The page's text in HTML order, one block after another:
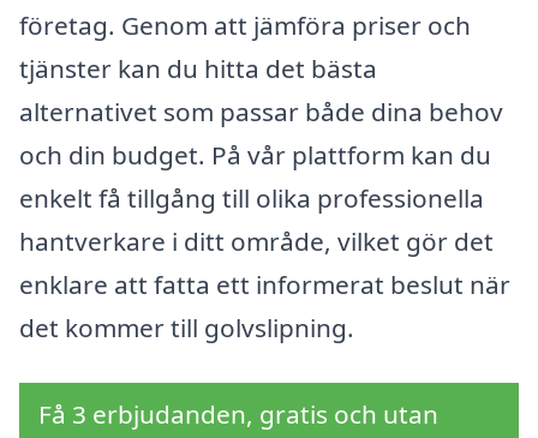
företag. Genom att jämföra priser och
tjänster kan du hitta det bästa
alternativet som passar både dina behov
och din budget. På vår plattform kan du
enkelt få tillgång till olika professionella
hantverkare i ditt område, vilket gör det
enklare att fatta ett informerat beslut när
det kommer till golvslipning.
Få 3 erbjudanden, gratis och utan